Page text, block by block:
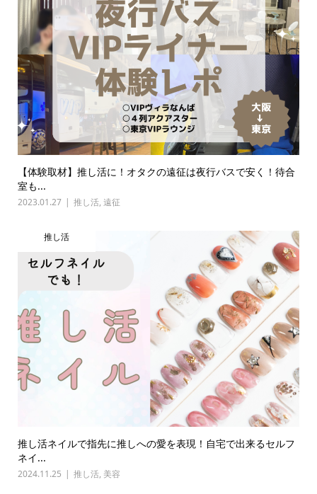
【体験取材】推し活に！オタクの遠征は夜行バスで安く！待合
室も...
2023.01.27 推し活, 遠征
推し活
推し活ネイルで指先に推しへの愛を表現！自宅で出来るセルフ
ネイ...
2024.11.25 推し活, 美容